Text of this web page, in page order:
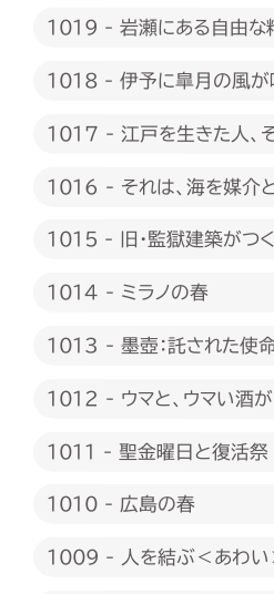
1019 - 岩瀬にある自由な
1018 - 伊予に皐月の風が
1017 - 江戸を生きた人、
1016 - それは、海を媒介
1015 - 旧・監獄建築がつ
1014 - ミラノの春
1013 - 墨壺：託された使
1012 - ウマと、ウマい酒が
1011 - 聖金曜日と復活祭
1010 - 広島の春
1009 - 人を結ぶ＜あわい